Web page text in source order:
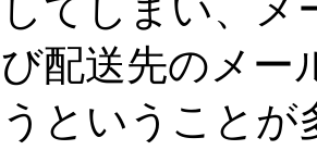
してしまい、
び配送先のメー
うということが